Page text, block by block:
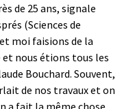
de 25 ans, signale
(Sciences de
moi faisions de la
nous étions tous les
Bouchard. Souvent,
de nos travaux et on
a fait la même chose